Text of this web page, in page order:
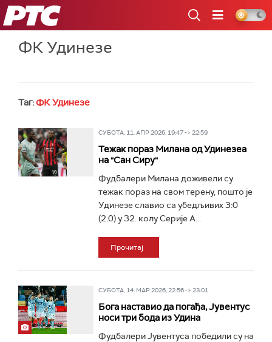
РТС
ФК Удинезе
Таг:ФК Удинезе
СУБОТА, 11. АПР 2026, 19:47 -> 22:59
Тежак пораз Милана од Удинезеа
на "Сан Сиру"
Фудбалери Милана доживели су
тежак пораз на свом терену, пошто је
Удинезе славио са убедљивих 3:0
(2:0) у 32. колу Серије А...
Прочитај
СУБОТА, 14. МАР 2026, 22:56 -> 23:01
Бога наставио да погађа, Јувентус
носи три бода из Удина
Фудбалери Јувентуса победили су на